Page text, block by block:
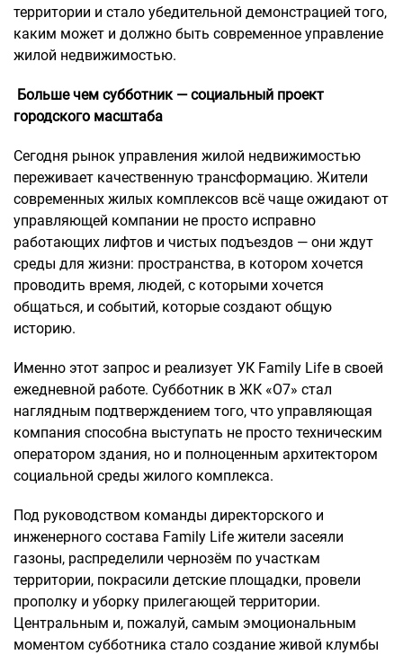
территории и стало убедительной демонстрацией того,
каким может и должно быть современное управление
жилой недвижимостью.
Больше чем субботник — социальный проект
городского масштаба
Сегодня рынок управления жилой недвижимостью
переживает качественную трансформацию. Жители
современных жилых комплексов всё чаще ожидают от
управляющей компании не просто исправно
работающих лифтов и чистых подъездов — они ждут
среды для жизни: пространства, в котором хочется
проводить время, людей, с которыми хочется
общаться, и событий, которые создают общую
историю.
Именно этот запрос и реализует УК Family Life в своей
ежедневной работе. Субботник в ЖК «О7» стал
наглядным подтверждением того, что управляющая
компания способна выступать не просто техническим
оператором здания, но и полноценным архитектором
социальной среды жилого комплекса.
Под руководством команды директорского и
инженерного состава Family Life жители засеяли
газоны, распределили чернозём по участкам
территории, покрасили детские площадки, провели
прополку и уборку прилегающей территории.
Центральным и, пожалуй, самым эмоциональным
моментом субботника стало создание живой клумбы